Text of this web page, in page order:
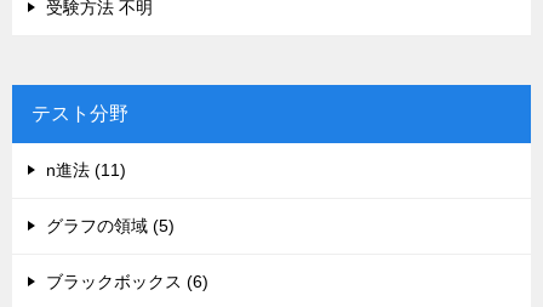
受験方法 不明
テスト分野
n進法 (11)
グラフの領域 (5)
ブラックボックス (6)